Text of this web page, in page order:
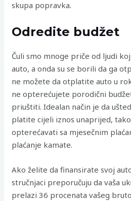
skupa popravka.
Odredite budžet
Čuli smo mnoge priče od ljudi
auto, a onda su se borili da ga
ne možete da otplatite auto u
ne opterećujete porodični
priuštiti. Idealan način je da
platite cijeli iznos unaprijed,
opterećavati sa mjesečnim
plaćanje kamate.
Ako želite da finansirate svoj
stručnjaci preporučuju da vaša
prelazi 36 procenata vašeg